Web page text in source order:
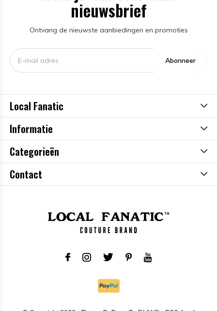
nieuwsbrief
Ontvang de nieuwste aanbiedingen en promoties
Abonneer
Local Fanatic
Informatie
Categorieën
Contact